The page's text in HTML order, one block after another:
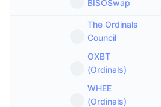
Calendrier des événements
BISOSwap
The Ordinals
Council
OXBT
(Ordinals)
WHEE
(Ordinals)